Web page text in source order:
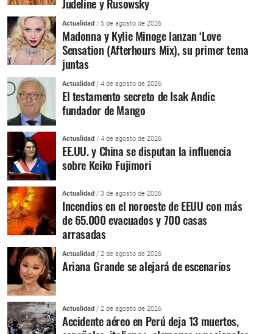
Actualidad / 5 de agosto de 2026
Madonna y Kylie Minoge lanzan ‘Love
Sensation (Afterhours Mix), su primer tema
juntas
Actualidad / 4 de agosto de 2026
El testamento secreto de Isak Andic
fundador de Mango
Actualidad / 4 de agosto de 2026
EE.UU. y China se disputan la influencia
sobre Keiko Fujimori
Actualidad / 3 de agosto de 2026
Incendios en el noroeste de EEUU con más
de 65.000 evacuados y 700 casas
arrasadas
Actualidad / 2 de agosto de 2026
Ariana Grande se alejará de escenarios
Actualidad / 2 de agosto de 2026
Accidente aéreo en Perú deja 13 muertos,